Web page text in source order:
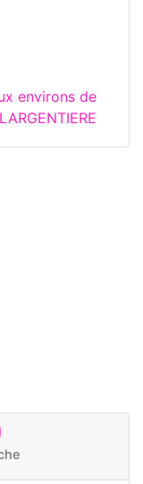
environs de
LARGENTIERE